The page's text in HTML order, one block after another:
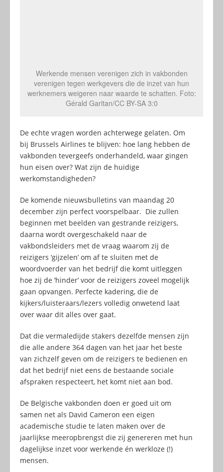
Werkende mensen verenigen zich in vakbonden
verenigen tegen werkgevers die de inzet van hun
werknemers weigeren naar waarde te schatten. Foto:
Gérald Garitan/CC BY-SA 3:0
De echte vragen worden achterwege gelaten. Om
bij Brussels Airlines te blijven: hoe lang hebben de
vakbonden tevergeefs onderhandeld, waar gingen
hun eisen over? Wat zijn de huidige
werkomstandigheden?
De komende nieuwsbulletins van maandag 20
december zijn perfect voorspelbaar. Die zullen
beginnen met beelden van gestrande reizigers,
daarna wordt overgeschakeld naar de
vakbondsleiders met de vraag waarom zij de
reizigers ‘gijzelen’ om af te sluiten met de
woordvoerder van het bedrijf die komt uitleggen
hoe zij de ‘hinder’ voor de reizigers zoveel mogelijk
gaan opvangen. Perfecte kadering, die de
kijkers/luisteraars/lezers volledig onwetend laat
over waar dit alles over gaat.
Dat die vermaledijde stakers dezelfde mensen zijn
die alle andere 364 dagen van het jaar het beste
van zichzelf geven om de reizigers te bedienen en
dat het bedrijf niet eens de bestaande sociale
afspraken respecteert, het komt niet aan bod.
De Belgische vakbonden doen er goed uit om
samen net als David Cameron een eigen
academische studie te laten maken over de
jaarlijkse meeropbrengst die zij genereren met hun
dagelijkse inzet voor werkende én werkloze (!)
mensen.